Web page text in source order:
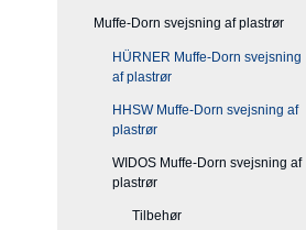
Muffe-Dorn svejsning af plastrør
HÜRNER Muffe-Dorn svejsning
af plastrør
HHSW Muffe-Dorn svejsning af
plastrør
WIDOS Muffe-Dorn svejsning af
plastrør
Tilbehør